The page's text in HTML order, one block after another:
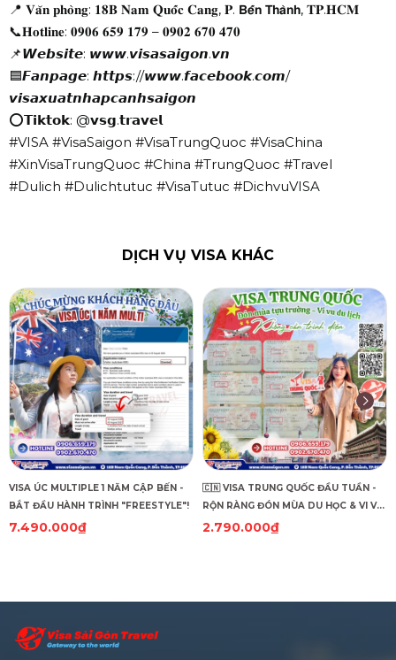
📍 𝐕𝐚̆𝐧 𝐩𝐡𝐨̀𝐧𝐠: 𝟏𝟖𝐁 𝐍𝐚𝐦 𝐐𝐮𝐨̂́𝐜 𝐂𝐚𝐧𝐠, 𝐏. 𝗕𝗲̂́𝗻 𝗧𝗵𝗮̀𝗻𝗵, 𝐓𝐏.𝐇𝐂𝐌
📞𝐇𝐨𝐭𝐥𝐢𝐧𝐞: 𝟎𝟗𝟎𝟔 𝟔𝟓𝟗 𝟏𝟕𝟗 – 𝟎𝟗𝟎𝟐 𝟔𝟕𝟎 𝟒𝟕𝟎
📌𝙒𝙚𝙗𝙨𝙞𝙩𝙚: 𝙬𝙬𝙬.𝙫𝙞𝙨𝙖𝙨𝙖𝙞𝙜𝙤𝙣.𝙫𝙣
🟦𝙁𝙖𝙣𝙥𝙖𝙜𝙚: 𝙝𝙩𝙩𝙥𝙨://𝙬𝙬𝙬.𝙛𝙖𝙘𝙚𝙗𝙤𝙤𝙠.𝙘𝙤𝙢/
𝙫𝙞𝙨𝙖𝙭𝙪𝙖𝙩𝙣𝙝𝙖𝙥𝙘𝙖𝙣𝙝𝙨𝙖𝙞𝙜𝙤𝙣
⭕𝗧𝗶𝗸𝘁𝗼𝗸: @𝘃𝘀𝗴.𝘁𝗿𝗮𝘃𝗲𝗹
#VISA #VisaSaigon #VisaTrungQuoc #VisaChina
#XinVisaTrungQuoc #China #TrungQuoc #Travel
#Dulich #Dulichtutuc #VisaTutuc #DichvuVISA
DỊCH VỤ VISA KHÁC
VISA ÚC MULTIPLE 1 NĂM CẬP BẾN -
BẮT ĐẦU HÀNH TRÌNH "FREESTYLE"!
7.490.000₫
🇨🇳 VISA TRUNG QUỐC ĐẦU TUẦN -
RỘN RÀNG ĐÓN MÙA DU HỌC & VI VU
DU LỊCH! 🇨🇳
2.790.000₫